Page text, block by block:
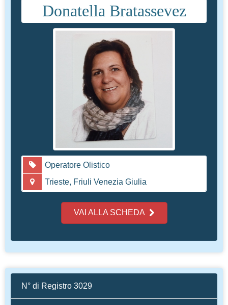
N° di Registro 3029
Donatella Bratassevez
Operatore Olistico
Trieste, Friuli Venezia Giulia
VAI ALLA SCHEDA